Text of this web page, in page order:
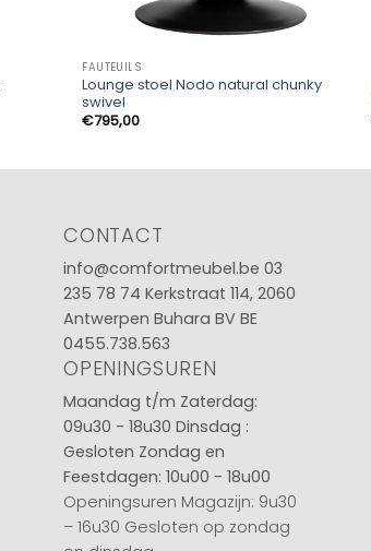
FAUTEUILS
Lounge stoel Nodo natural chunky
swivel
€795,00
CONTACT
info@comfortmeubel.be 03
235 78 74 Kerkstraat 114, 2060
Antwerpen Buhara BV BE
0455.738.563
OPENINGSUREN
Maandag t/m Zaterdag:
09u30 - 18u30 Dinsdag :
Gesloten Zondag en
Feestdagen: 10u00 - 18u00
Openingsuren Magazijn: 9u30
– 16u30 Gesloten op zondag